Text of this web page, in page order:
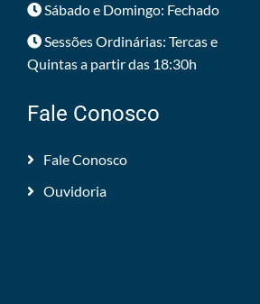
Sábado e Domingo: Fechado
Sessões Ordinárias: Tercas e
Quintas a partir das 18:30h
Fale Conosco
Fale Conosco
Ouvidoria